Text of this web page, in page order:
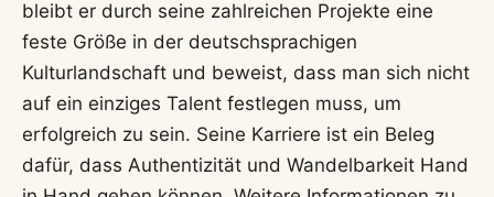
österreichischen Rockband Mondscheiner.
Mit welchem Programm ist Manuel Rubey 2026
auf der Bühne zu sehen?
Im Jahr 2026 tourt Manuel Rubey gemeinsam mit
seinem Schauspielkollegen Simon Schwarz mit
dem Kabarettprogramm „Das Restaurant“.